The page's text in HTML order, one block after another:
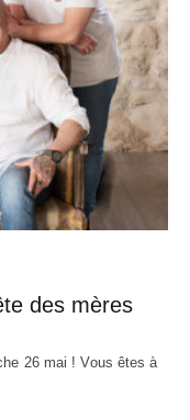
des mères
26 mai ! Vous êtes à